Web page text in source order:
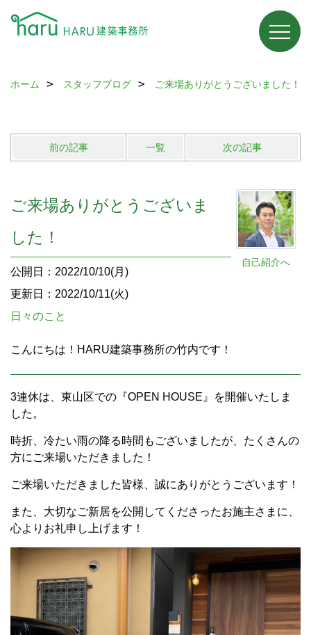
ホーム スタッフブログ ご来場ありがとうございました！
前の記事 一覧 次の記事
自己紹介へ
ご来場ありがとうございま
した！
公開日：2022/10/10(月)
更新日：2022/10/11(火)
日々のこと
こんにちは！HARU建築事務所の竹内です！
3連休は、東山区での『OPEN HOUSE』を開催いたしま
した。
時折、冷たい雨の降る時間もございましたが、たくさんの
方にご来場いただきました！
ご来場いただきました皆様、誠にありがとうございます！
また、大切なご新居を公開してくださったお施主さまに、
心よりお礼申し上げます！